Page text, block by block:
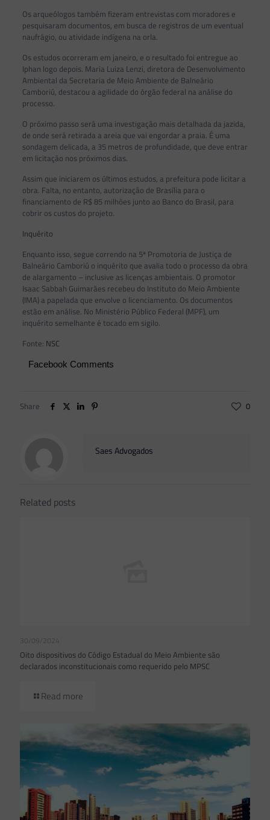
Os arqueólogos também fizeram entrevistas com moradores e
pesquisaram documentos, em busca de registros de um eventual
naufrágio, ou atividade indígena na orla.
Os estudos ocorreram em janeiro, e o resultado foi entregue ao
Iphan logo depois. Maria Luiza Lenzi, diretora de Desenvolvimento
Ambiental da Secretaria de Meio Ambiente de Balneário
Camboriú, destacou a agilidade do órgão federal na análise do
processo.
O próximo passo será uma investigação mais detalhada da jazida,
de onde será retirada a areia que vai engordar a praia. É uma
sondagem delicada, a 35 metros de profundidade, que deve entrar
em licitação nos próximos dias.
Assim que iniciarem os últimos estudos, a prefeitura pode licitar a
obra. Falta, no entanto, autorização de Brasília para o
financiamento de R$ 85 milhões junto ao Banco do Brasil, para
cobrir os custos do projeto.
Inquérito
Enquanto isso, segue correndo na 5ª Promotoria de Justiça de
Balneário Camboriú o inquérito que avalia todo o processo da obra
de alargamento – inclusive as licenças ambientais. O promotor
Isaac Sabbah Guimarães recebeu do Instituto do Meio Ambiente
(IMA) a papelada que envolve o licenciamento. Os documentos
estão em análise. No Ministério Público Federal (MPF), um
inquérito semelhante é tocado em sigilo.
Fonte: NSC
Facebook Comments
Share 0
Saes Advogados
Related posts
30/09/2024
Oito dispositivos do Código Estadual do Meio Ambiente são
declarados inconstitucionais como requerido pelo MPSC
Read more